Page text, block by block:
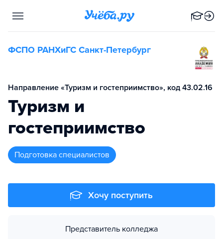
ФСПО РАНХиГС Санкт-Петербург
Направление «Туризм и гостеприимство», код 43.02.16
Туризм и
гостеприимство
подготовка специалистов
Хочу поступить
Представитель колледжа